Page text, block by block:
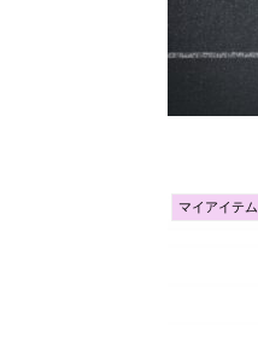
マイアイテム